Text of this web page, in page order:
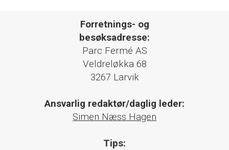
Forretnings- og
besøksadresse:
Parc Fermé AS
Veldreløkka 68
3267 Larvik
Ansvarlig redaktør/daglig leder:
Simen Næss Hagen
Tips: